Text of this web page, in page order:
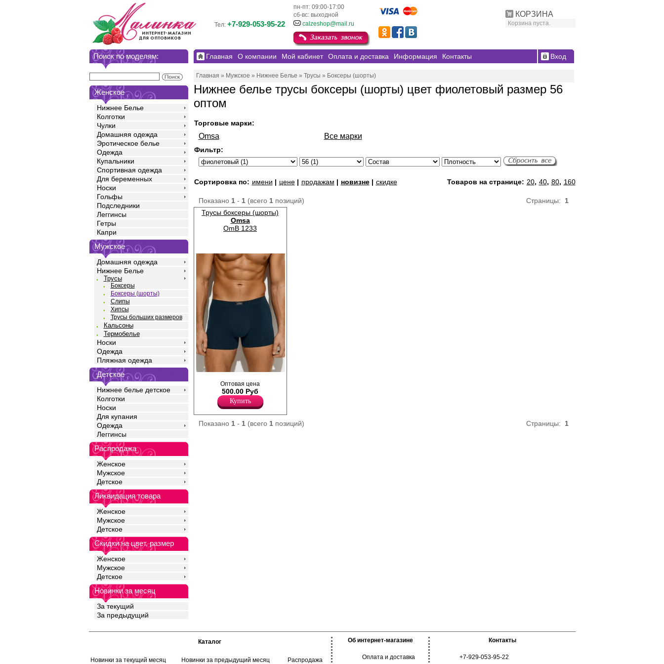
КОРЗИНА
Корзина пуста.
пн-пт: 09:00-17:00
сб-вс: выходной
Тел: +7-929-053-95-22 calzeshop@mail.ru
Поиск по моделям:
Женское
Нижнее Белье
Колготки
Чулки
Домашняя одежда
Эротическое белье
Одежда
Купальники
Спортивная одежда
Для беременных
Носки
Гольфы
Подследники
Леггинсы
Гетры
Капри
Мужское
Домашняя одежда
Нижнее Белье
Трусы
Боксеры
Боксеры (шорты)
Слипы
Хипсы
Трусы больших размеров
Кальсоны
Термобелье
Носки
Одежда
Пляжная одежда
Детское
Нижнее белье детское
Колготки
Носки
Для купания
Одежда
Леггинсы
Распродажа
Женское
Мужское
Детское
Ликвидация товара
Женское
Мужское
Детское
Скидки на цвет, размер
Женское
Мужское
Детское
Новинки за месяц
За текущий
За предыдущий
Главная О компании Мой кабинет Оплата и доставка Информация Контакты Вход
Главная » Мужское » Нижнее Белье » Трусы » Боксеры (шорты)
Нижнее белье трусы боксеры (шорты) цвет фиолетовый размер 56
оптом
Торговые марки:
Omsa Все марки
Фильтр:
Сортировка по: имени | цене| продажам | новизне| скидке Товаров на странице: 20, 40, 80, 160
Страницы: 1
Показано 1- 1(всего 1позиций)
Трусы боксеры (шорты)
Omsa
OmB 1233
силуэта, однотонные, из
высококачественного хлопка с
добавлением эластана, повышающий
прочность и качество одежды, создавая
идеальное облегание фигуры. Имеют
среднюю посадку, мягкую и эластичную
закрытую резинку по талии с фирменным
Модель не имеет боковых швов, полностью
на бедра, не ограничивает движения и
обеспечивает комфорт в течении всего
ношения, так и для занятий спортом.
Хлопок 95%
Эластан 5%
Оптовая цена
500.00 Руб
Купить
Страницы: 1
Показано 1- 1(всего 1позиций)
Каталог
Новинки за текущий месяц Новинки за предыдущий месяц Распродажа
Об интернет-магазине
Оплата и доставка
Контакты
+7-929-053-95-22